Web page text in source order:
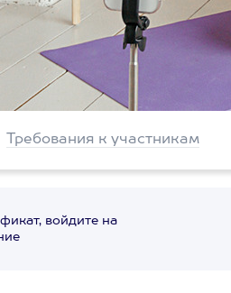
Требования к участникам
войдите на